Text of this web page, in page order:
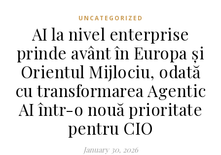
UNCATEGORIZED
AI la nivel enterprise
prinde avânt în Europa și
Orientul Mijlociu, odată
cu transformarea Agentic
AI într-o nouă prioritate
pentru CIO
January 30, 2026